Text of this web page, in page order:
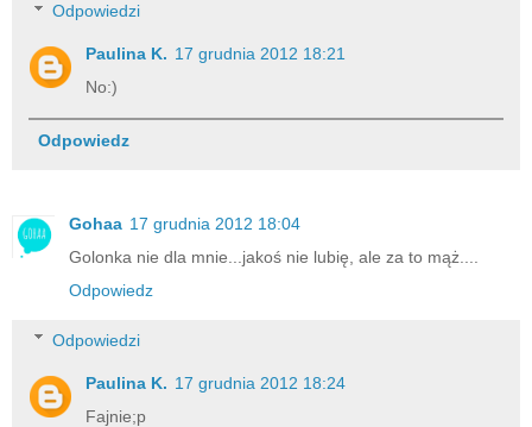
Odpowiedzi
Paulina K. 17 grudnia 2012 18:21
No:)
Odpowiedz
Gohaa 17 grudnia 2012 18:04
Golonka nie dla mnie...jakoś nie lubię, ale za to mąż....
Odpowiedz
Odpowiedzi
Paulina K. 17 grudnia 2012 18:24
Fajnie;p